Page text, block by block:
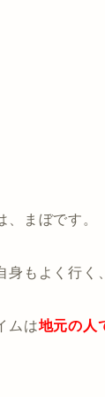
、まぼです。
身もよく行く
ムは地元の人